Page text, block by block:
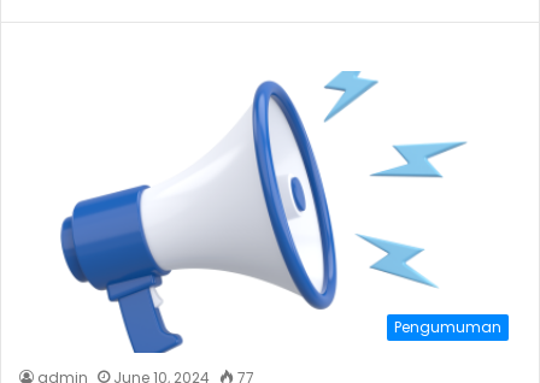
Pengumuman
admin June 10, 2024 77